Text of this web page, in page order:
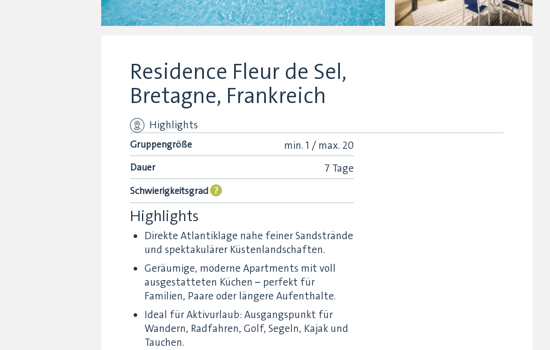
Residence Fleur de Sel,
Bretagne, Frankreich
Highlights
Gruppengröße min. 1 / max. 20
Dauer 7 Tage
Schwierigkeitsgrad ?
Highlights
Direkte Atlantiklage nahe feiner Sandstrände
und spektakulärer Küstenlandschaften.
Geräumige, moderne Apartments mit voll
ausgestatteten Küchen – perfekt für
Familien, Paare oder längere Aufenthalte.
Ideal für Aktivurlaub: Ausgangspunkt für
Wandern, Radfahren, Golf, Segeln, Kajak und
Tauchen.